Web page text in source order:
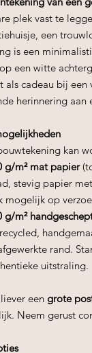
plek vast te
een
is een
een witte
als cadeau bij
herinnering aan
kan
g/m² mat papier
stevig papier
mogelijk op
g/m²
rand.
uitstraling.
een grote
Neem gerust